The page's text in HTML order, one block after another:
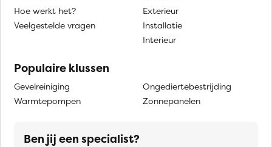
Hoe werkt het?
Veelgestelde vragen
Exterieur
Installatie
Interieur
Populaire klussen
Gevelreiniging
Warmtepompen
Ongediertebestrijding
Zonnepanelen
Ben jij een specialist?